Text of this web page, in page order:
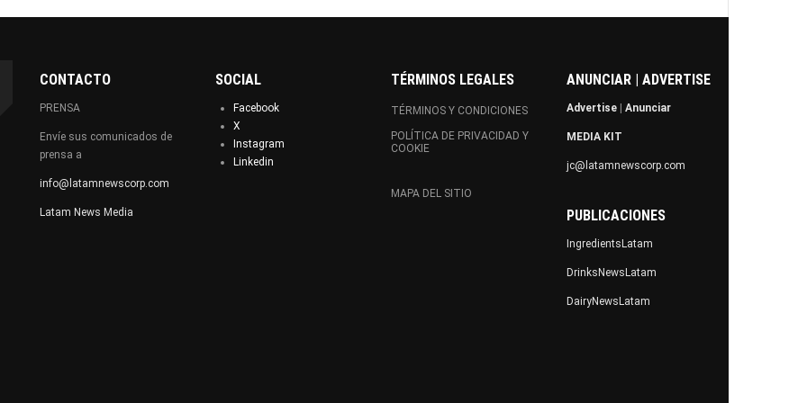
CONTACTO
PRENSA
Envíe sus comunicados de
prensa a
info@latamnewscorp.com
Latam News Media
SOCIAL
Facebook
X
Instagram
Linkedin
TÉRMINOS LEGALES
TÉRMINOS Y CONDICIONES
POLÍTICA DE PRIVACIDAD Y
COOKIE
MAPA DEL SITIO
ANUNCIAR | ADVERTISE
Advertise | Anunciar
MEDIA KIT
jc@latamnewscorp.com
PUBLICACIONES
IngredientsLatam
DrinksNewsLatam
DairyNewsLatam